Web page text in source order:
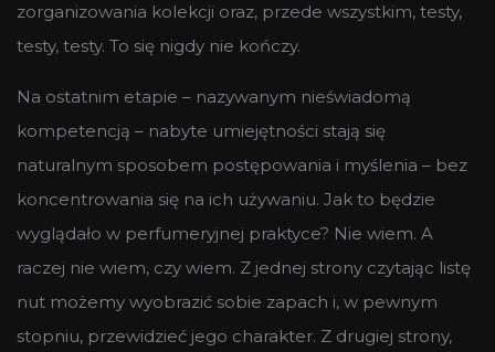
zorganizowania kolekcji oraz, przede wszystkim, testy,
testy, testy. To się nigdy nie kończy.
Na ostatnim etapie – nazywanym nieświadomą
kompetencją – nabyte umiejętności stają się
naturalnym sposobem postępowania i myślenia – bez
koncentrowania się na ich używaniu. Jak to będzie
wyglądało w perfumeryjnej praktyce? Nie wiem. A
raczej nie wiem, czy wiem. Z jednej strony czytając listę
nut możemy wyobrazić sobie zapach i, w pewnym
stopniu, przewidzieć jego charakter. Z drugiej strony,